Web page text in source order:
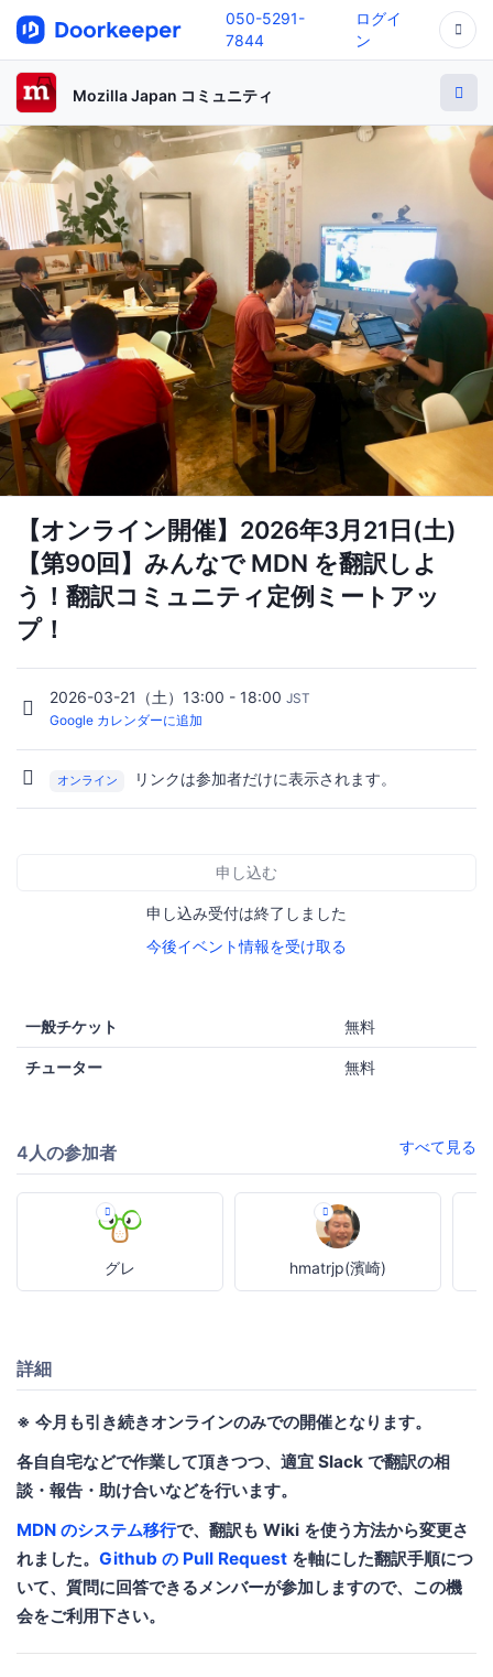
050-5291-
7844
ログイ
ン
Mozilla Japan コミュニティ
【オンライン開催】2026年3月21日(土)
【第90回】みんなで MDN を翻訳しよ
う！翻訳コミュニティ定例ミートアッ
プ！
2026-03-21（土）13:00 - 18:00 JST
Google カレンダーに追加
オンライン リンクは参加者だけに表示されます。
申し込む
申し込み受付は終了しました
今後イベント情報を受け取る
一般チケット 無料
チューター 無料
4人の参加者 すべて見る
グレ hmatrjp(濱崎)
詳細
※ 今月も引き続きオンラインのみでの開催となります。
各自自宅などで作業して頂きつつ、適宜 Slack で翻訳の相
談・報告・助け合いなどを行います。
MDN のシステム移行で、翻訳も Wiki を使う方法から変更さ
れました。 Github の Pull Request を軸にした翻訳手順につ
いて、質問に回答できるメンバーが参加しますので、この機
会をご利用下さい。